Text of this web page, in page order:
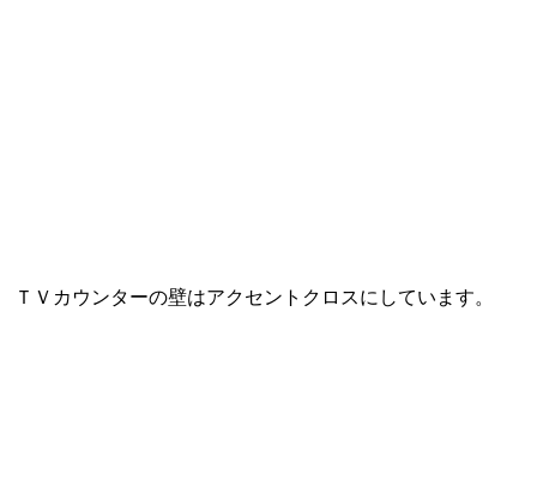
ＴＶカウンターの壁はアクセントクロスにしています。